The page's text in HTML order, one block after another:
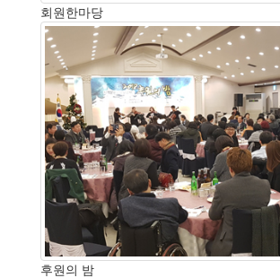
회원한마당
후원의 밤